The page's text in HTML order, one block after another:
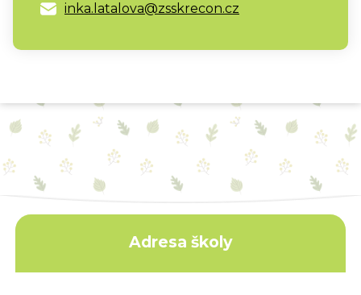
inka.latalova@zsskrecon.cz
Adresa školy